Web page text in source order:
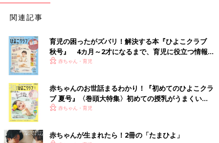
関連記事
育児の困ったがズバリ！解決する本『ひよこクラブ
秋号』 4カ月～2才になるまで、育児に役立つ情報が
いっぱい！
赤ちゃん・育児
赤ちゃんのお世話まるわかり！『初めてのひよこクラ
ブ 夏号』〈巻頭大特集〉初めての授乳がうまくい
く！ おっぱい・ミルクの基本と夏のトラブル 解決テ
赤ちゃん・育児
赤ちゃんが生まれたら！2冊の「たまひよ」